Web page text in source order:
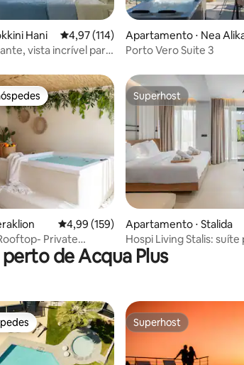
382 avaliações
Hani 4,97 de uma avaliação média de 5, 114
4,97 (114)
vista incrível para
Apartamento ⋅ Nea
Porto Vero Suite 3
5, 26 avaliações
preferidos dos hóspedes
4,99 de uma avaliação média de 5, 159
4,99 (159)
Private
Superhost
Superhost
Apartamento ⋅ Stalida
Hospi Living Stalis:
jacuzzi 3
de Acqua Plus
Superhost
Superhost